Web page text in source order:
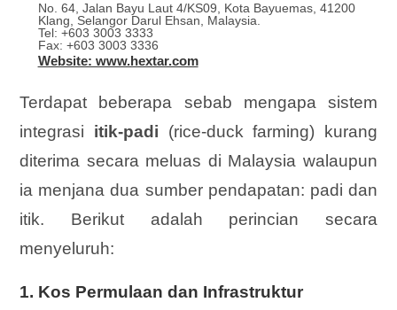
No. 64, Jalan Bayu Laut 4/KS09, Kota Bayuemas, 41200
Klang, Selangor Darul Ehsan, Malaysia.
Tel: +603 3003 3333
Fax: +603 3003 3336
Website: www.hextar.com
Terdapat beberapa sebab mengapa sistem
integrasi itik-padi (rice-duck farming) kurang
diterima secara meluas di Malaysia walaupun
ia menjana dua sumber pendapatan: padi dan
itik. Berikut adalah perincian secara
menyeluruh:
1. Kos Permulaan dan Infrastruktur